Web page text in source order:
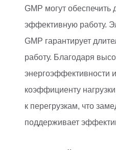
GMP могут обеспечить
эффективную работу.
GMP гарантирует
работу. Благодаря
энергоэффективности
коэффициенту
к перегрузкам, что
поддерживает